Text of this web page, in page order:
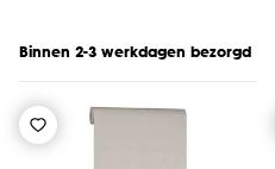
Binnen 2-3 werkdagen bezorgd